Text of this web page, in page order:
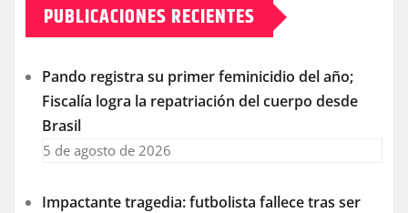
PUBLICACIONES RECIENTES
Pando registra su primer feminicidio del año;
Fiscalía logra la repatriación del cuerpo desde
Brasil
5 de agosto de 2026
Impactante tragedia: futbolista fallece tras ser